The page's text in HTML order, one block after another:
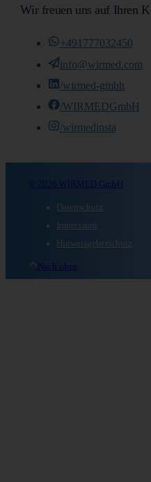
Wir freuen uns auf Ihren
+491777032450
info@wirmed.com
/wirmed-gmbh
/WIRMEDGmbH
/wirmedinsta
© 2026 WIRMED GmbH
Datenschutz
Impressum
Hinweisgeberschutz
Nach oben